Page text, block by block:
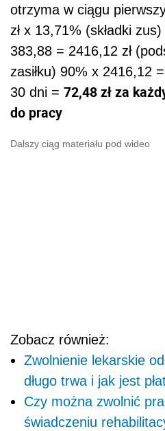
otrzyma w ciągu
zł x 13,71% (składki
383,88 = 2416,12 zł
zasiłku) 90% x 2416,12
30 dni = 72,48 zł za
do pracy
Dalszy ciąg materiału pod wideo
Zobacz również:
Zwolnienie lekarskie
długo trwa i jak jest
Czy można zwolnić
świadczeniu